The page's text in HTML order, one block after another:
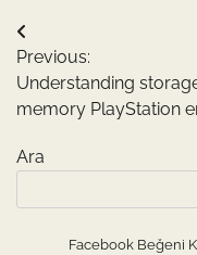
Yazı
gezinmesi
Previous:
Understanding
memory PlayStation
Ara
Facebook Beğeni